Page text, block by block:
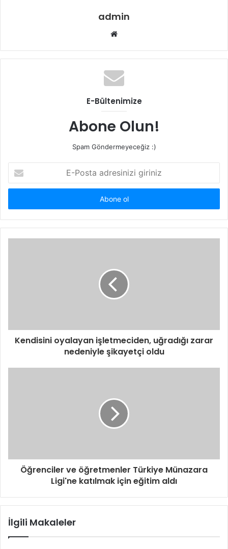
admin
Web
E-Bültenimize
Abone Olun!
Spam Göndermeyeceğiz :)
Posta
adresinizi
Kendisini oyalayan işletmeciden, uğradığı zarar
nedeniyle şikayetçi oldu
Öğrenciler ve öğretmenler Türkiye Münazara
Ligi'ne katılmak için eğitim aldı
İlgili Makaleler